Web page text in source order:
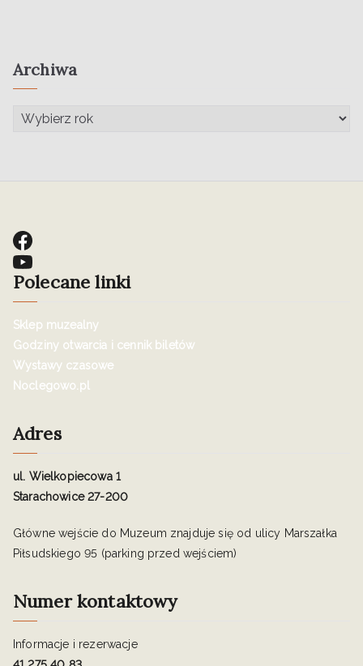
Archiwa
Polecane linki
Sklep muzealny
Godziny otwarcia i cennik biletów
Wystawy czasowe
Noclegowo.pl
Adres
ul. Wielkopiecowa 1
Starachowice 27-200
Główne wejście do Muzeum znajduje się od ulicy Marszałka
Piłsudskiego 95 (parking przed wejściem)
Numer kontaktowy
Informacje i rezerwacje